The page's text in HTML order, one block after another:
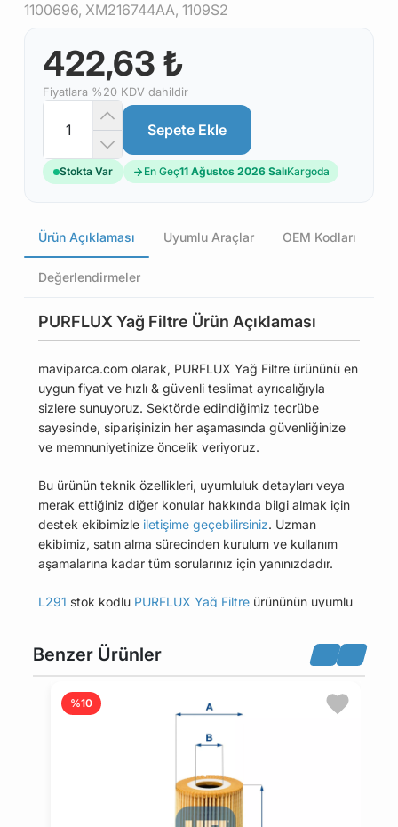
1100696, XM216744AA, 1109S2
422,63 ₺
Fiyatlara %20 KDV dahildir
Sepete Ekle
Stokta Var En Geç11 Ağustos 2026 SalıKargoda
Ürün Açıklaması Uyumlu Araçlar OEM Kodları
Değerlendirmeler
PURFLUX Yağ Filtre Ürün Açıklaması
maviparca.com olarak, PURFLUX Yağ Filtre ürününü en
uygun fiyat ve hızlı & güvenli teslimat ayrıcalığıyla
sizlere sunuyoruz. Sektörde edindiğimiz tecrübe
sayesinde, siparişinizin her aşamasında güvenliğinize
ve memnuniyetinize öncelik veriyoruz.
Bu ürünün teknik özellikleri, uyumluluk detayları veya
merak ettiğiniz diğer konular hakkında bilgi almak için
destek ekibimizle iletişime geçebilirsiniz. Uzman
ekibimiz, satın alma sürecinden kurulum ve kullanım
aşamalarına kadar tüm sorularınız için yanınızdadır.
L291 stok kodlu PURFLUX Yağ Filtre ürününün uyumlu
bulabilirsiniz.
Bu üründen en fazla 5 adet sipariş verilebilir. 5
adedin üzerindeki siparişleri iptal etme hakkı
Belirlenen bu limit kurumsal siparişlerde geçerli
özel teklifler sunulabilmektedir.
14 gün içinde ücretsiz iade. Detaylı bilgi için
Benzer Ürünler
%10